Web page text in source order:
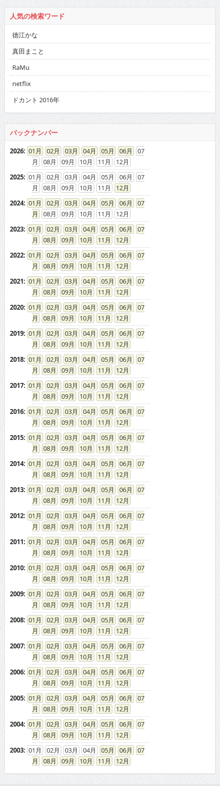
人気の検索ワード
徳江かな
真田まこと
RaMu
netflix
ドカント 2016年
バックナンバー
2026: 01 02 03 04 05 06
07
08
09 10 11
12
2025: 01 02 03 04 05 06
07
08
09 10 11
12
2024: 01 02 03 04 05 06
07
08
09 10 11
12
2023: 01 02 03 04 05 06
07
08
09 10 11
12
2022: 01 02 03 04 05 06
07
08
09 10 11
12
2021: 01 02 03 04 05 06
07
08
09 10 11
12
2020: 01 02 03 04 05 06
07
08
09 10 11
12
2019: 01 02 03 04 05 06
07
08
09 10 11
12
2018: 01 02 03 04 05 06
07
08
09 10 11
12
2017: 01 02 03 04 05 06
07
08
09 10 11
12
2016: 01 02 03 04 05 06
07
08
09 10 11
12
2015: 01 02 03 04 05 06
07
08
09 10 11
12
2014: 01 02 03 04 05 06
07
08
09 10 11
12
2013: 01 02 03 04 05 06
07
08
09 10 11
12
2012: 01 02 03 04 05 06
07
08
09 10 11
12
2011: 01 02 03 04 05 06
07
08
09 10 11
12
2010: 01 02 03 04 05 06
07
08
09 10 11
12
2009: 01 02 03 04 05 06
07
08
09 10 11
12
2008: 01 02 03 04 05 06
07
08
09 10 11
12
2007: 01 02 03 04 05 06
07
08
09 10 11
12
2006: 01 02 03 04 05 06
07
08
09 10 11
12
2005: 01 02 03 04 05 06
07
08
09 10 11
12
2004: 01 02 03 04 05 06
07
08
09 10 11
12
2003: 01 02 03 04 05 06
07
08
09 10 11 12